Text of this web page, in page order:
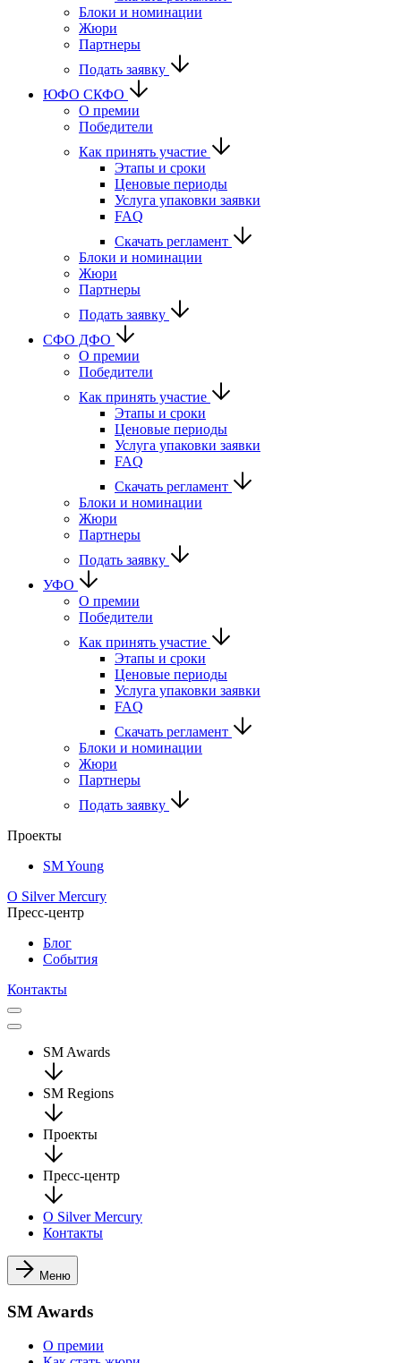
Блоки и номинации
Жюри
Партнеры
Подать заявку
ЮФО СКФО
О премии
Победители
Как принять участие
Этапы и сроки
Ценовые периоды
Услуга упаковки заявки
FAQ
Скачать регламент
Блоки и номинации
Жюри
Партнеры
Подать заявку
CФО ДФО
О премии
Победители
Как принять участие
Этапы и сроки
Ценовые периоды
Услуга упаковки заявки
FAQ
Скачать регламент
Блоки и номинации
Жюри
Партнеры
Подать заявку
УФО
О премии
Победители
Как принять участие
Этапы и сроки
Ценовые периоды
Услуга упаковки заявки
FAQ
Скачать регламент
Блоки и номинации
Жюри
Партнеры
Подать заявку
Проекты
SM Young
О Silver Mercury
Пресс-центр
Блог
События
Контакты
SM Awards
SM Regions
Проекты
Пресс-центр
О Silver Mercury
Контакты
Меню
SM Awards
О премии